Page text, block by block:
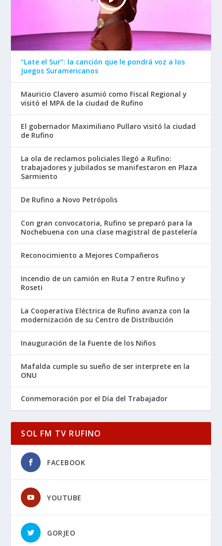
“Late el Sur”: la canción que le pondrá voz a los
Juegos Suramericanos
Mauricio Clavero asumió como Fiscal Regional y
visitó el MPA de la ciudad de Rufino
El gobernador Maximiliano Pullaro visitó la ciudad
de Rufino
La ola de reclamos policiales llegó a Rufino:
trabajadores y jubilados se manifestaron en Plaza
Sarmiento
De Rufino a Novo Petrópolis
Con gran convocatoria, Rufino se preparó para la
Nochebuena con una clase magistral de pastelería
Reconocimiento a Mejores Compañeros
Incendio de un camión en Ruta 7 entre Rufino y
Roseti
La Cooperativa Eléctrica de Rufino avanza con la
modernización de su Centro de Distribución
Inauguración de la Fuente de los Niños
Mafalda cumple su sueño de ser interprete en la
ONU
Conmemoración por el Día del Trabajador
SOL FM TV RUFINO
FACEBOOK
YOUTUBE
GORJEO